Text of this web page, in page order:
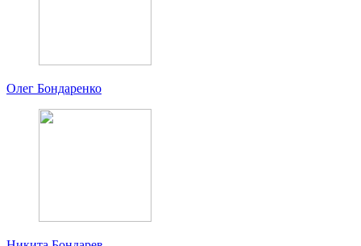
Олег Бондаренко